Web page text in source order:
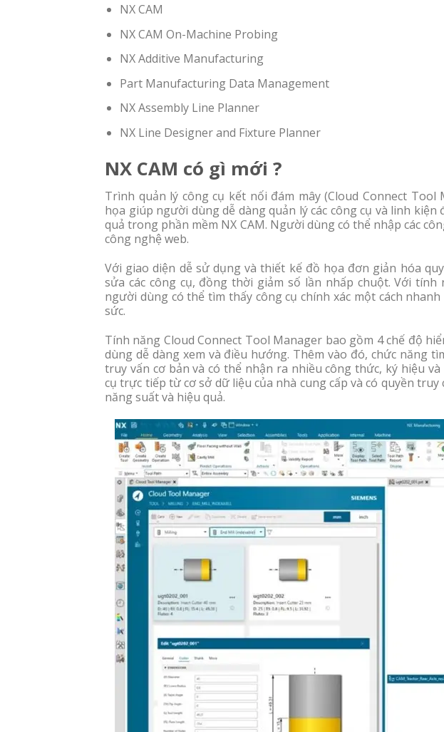
NX CAM
NX CAM On-Machine Probing
NX Additive Manufacturing
Part Manufacturing Data Management
NX Assembly Line Planner
NX Line Designer and Fixture Planner
NX CAM có gì mới ?
Trình quản lý công cụ kết nối đám mây (Cloud Connect
họa giúp người dùng dễ dàng quản lý các công cụ và linh
quả trong phần mềm NX CAM. Người dùng có thể nhập các
công nghệ web.
Với giao diện dễ sử dụng và thiết kế đồ họa đơn giản hóa
sửa các công cụ, đồng thời giảm số lần nhấp chuột. Với tính
người dùng có thể tìm thấy công cụ chính xác một cách
sức.
Tính năng Cloud Connect Tool Manager bao gồm 4 chế độ
dùng dễ dàng xem và điều hướng. Thêm vào đó, chức năng
truy vấn cơ bản và có thể nhận ra nhiều công thức, ký hiệu
cụ trực tiếp từ cơ sở dữ liệu của nhà cung cấp và có quyền
năng suất và hiệu quả.